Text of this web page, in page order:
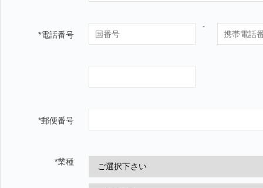
*電話番号
*郵便番号
*業種